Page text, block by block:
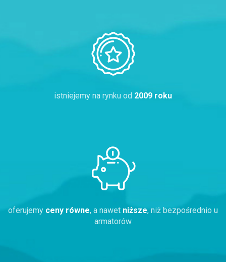
istniejemy na rynku od 2009 roku
oferujemy ceny równe, a nawet niższe, niż bezpośrednio u
armatorów